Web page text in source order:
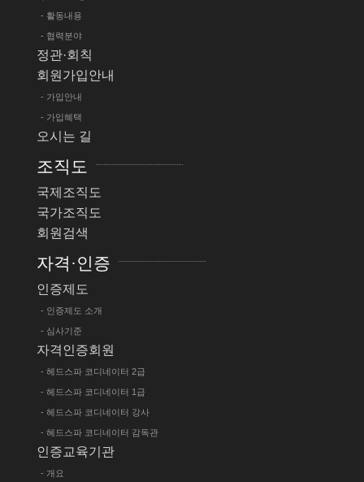
- 활동내용
- 협력분야
정관·회칙
회원가입안내
- 가입안내
- 가입혜택
오시는 길
조직도
국제조직도
국가조직도
회원검색
자격·인증
인증제도
- 인증제도 소개
- 심사기준
자격인증회원
- 헤드스파 코디네이터 2급
- 헤드스파 코디네이터 1급
- 헤드스파 코디네이터 강사
- 헤드스파 코디네이터 감독관
인증교육기관
- 개요